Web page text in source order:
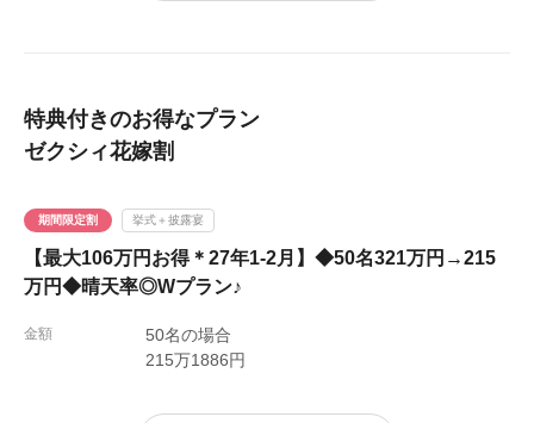
す。
唯一無二の会場です。
スタッフの方々には感謝しきれません。
特典付きのお得なプラン
ゼクシィ花嫁割
期間限定割 挙式＋披露宴
【最大106万円お得＊27年1-2月】◆50名321万円→215
万円◆晴天率◎Wプラン♪
金額
50名の場合
215万1886円